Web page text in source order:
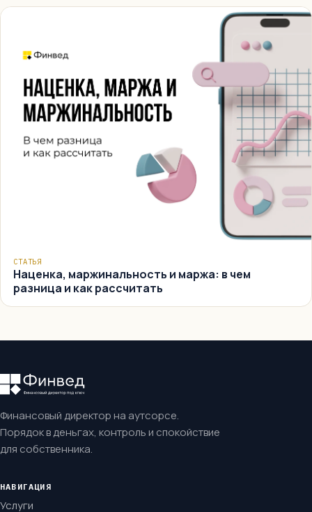
СТАТЬЯ
Наценка, маржинальность и маржа: в чем
разница и как рассчитать
Финансовый директор на аутсорсе.
Порядок в деньгах, контроль и спокойствие
для собственника.
НАВИГАЦИЯ
Услуги